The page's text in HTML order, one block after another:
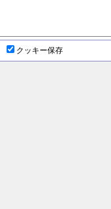
クッキー保存